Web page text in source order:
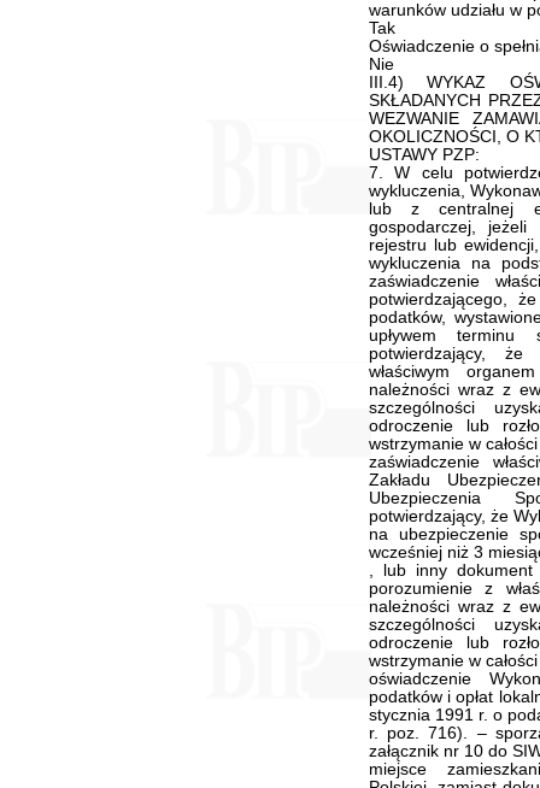
warunków udziału w
Tak
Oświadczenie o
Nie
III.4) WYKAZ
SKŁADANYCH
WEZWANIE
OKOLICZNOŚCI, O
USTAWY PZP:
7. W celu
wykluczenia,
lub z centralnej
gospodarczej,
rejestru lub
wykluczenia na
zaświadczenie
potwierdzającego,
podatków,
upływem
potwierdzający,
właściwym
należności wraz z
szczególności
odroczenie lub
wstrzymanie w
zaświadczenie
Zakładu
Ubezpieczenia
potwierdzający, że
na ubezpieczenie
wcześniej niż 3
, lub inny dokument
porozumienie z
należności wraz z
szczególności
odroczenie lub
wstrzymanie w
oświadczenie
podatków i opłat
stycznia 1991 r. o
r. poz. 716). –
załącznik nr 10 do
miejsce